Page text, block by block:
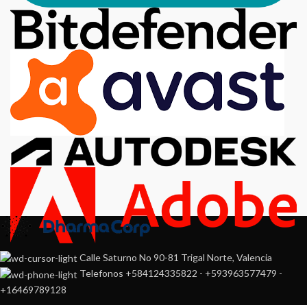
Calle Saturno No 90-81 Trigal Norte, Valencia
Telefonos +584124335822 - +593963577479 -
+16469789128